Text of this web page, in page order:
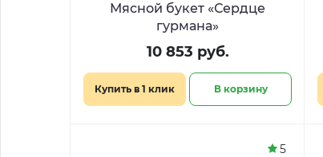
Мясной букет «Сердце
гурмана»
10 853 руб.
Купить в 1 клик В корзину
5